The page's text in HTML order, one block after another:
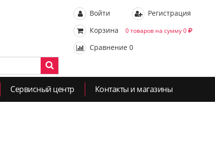
Войти
Регистрация
Корзина
0 товаров на сумму 0
Сравнение 0
Сервисный центр Контакты и магазины